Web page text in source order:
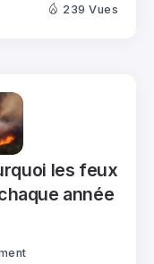
239 Vues
les feux
année